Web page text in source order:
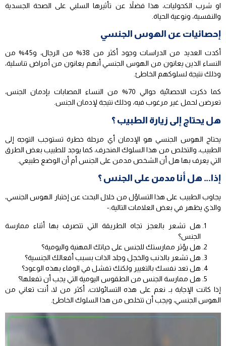
او شرب الكحوليات، هذا فضلاً عن تأثيرها السلبي على الصحة الجسدية
والنفسية، ونوعية الحياة.
إحصائيات عن الهوس الجنسي
أكدت العديد من الدراسات وجود أكثر من 38% من الرجال، و45% من
النساء الذين يعانون من الهوس الجنسي أنهم يعانون من أمراض تناسلية،
وذلك نتيجة لسلوكهم الخاطئ.
كما ذكرت الاحصائية حوالي 70% من النساء المصابات بإدمان الجنس،
تعرضن لحمل غير مرغوب فيه، وذلك نتيجة لإدمان الجنس.
هل يحتاج إلى زيارة الطبيب ؟
يحتاج الهوس الجنسي هو الإدمان أي مرحلة خطرة تستوجب التوجه إلى
الطبيب، والتخلص من هذا السلوك المنحرف، كما يوجد للطبيب بعض الطرق
التي يعرف بها هل أن الشخص مدمن على الجنس أم أن الوضع طبيعي.
إذا… هل أنا مدمن على الجنس ؟
يجاوب الطبيب على هذا التساؤل من خلال البحث عن إختبار الهوس الجنسي،
والذي يظهر في بعض العلامات التالية:-
هل تشعر بالعجز تجاه الطريقة التي تتصرف بها أثناء ممارسة
الجنس؟
هل يؤثر ممارستك للجنس على حياتك المهنية واليومية؟
هل تشعر بالذنب والخجل وجلد الذات بسبب أفعالك الجنسية؟
هل تعد نفسك بالتغيير ولكنك تفشل في الوفاء بهذه الوعود؟
هل ممارسة الجنس من الطقوس اليومية التي يجب أن تفعلها؟
إذا كانت الإجابة بـ نعم على هذه التسائولات، أكثر من لا، أنت تعاني من
الهوس الجنسي، ويجب أن تتخلص من هذا السلوك الخاطئ.